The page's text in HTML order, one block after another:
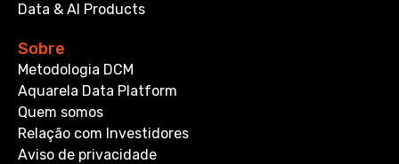
Data & AI Products
Sobre
Metodologia DCM
Aquarela Data Platform
Quem somos
Relação com Investidores
Aviso de privacidade